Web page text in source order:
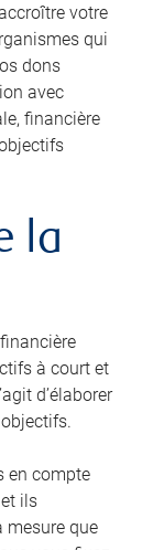
votre
qui
dons
avec
financière
la
à court et
d’élaborer
en compte
ils
mesure que